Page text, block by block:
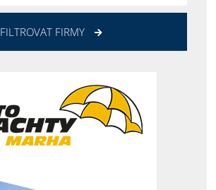
FILTROVAT FIRMY